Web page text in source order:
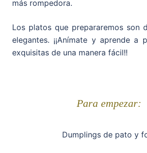
más rompedora.
Los platos que prepararemos son
elegantes. ¡¡Anímate y aprende a
exquisitas de una manera fácil!!
Para empezar:
Dumplings de pato y